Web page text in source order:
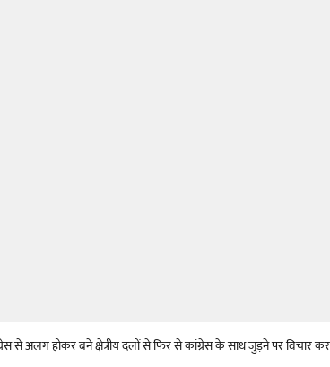
से अलग होकर बने क्षेत्रीय दलों से फिर से कांग्रेस के साथ जुड़ने पर विचार